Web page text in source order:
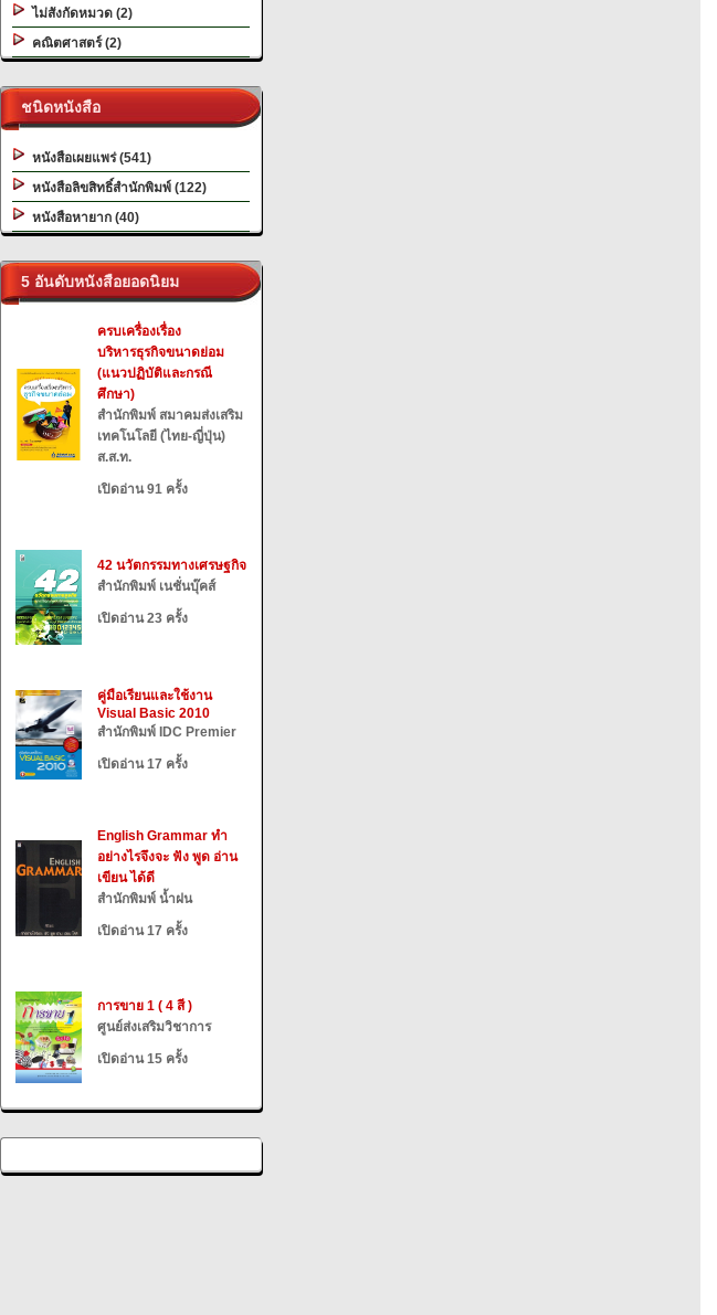
ไม่สังกัดหมวด (2)
คณิตศาสตร์ (2)
ชนิดหนังสือ
หนังสือเผยแพร่ (541)
หนังสือลิขสิทธิ์สำนักพิมพ์ (122)
หนังสือหายาก (40)
5 อันดับหนังสือยอดนิยม
ครบเครื่องเรื่อง
บริหารธุรกิจขนาดย่อม
(แนวปฏิบัติและกรณี
ศึกษา)
สำนักพิมพ์ สมาคมส่งเสริม
เทคโนโลยี (ไทย-ญี่ปุ่น)
ส.ส.ท.
เปิดอ่าน 91 ครั้ง
42 นวัตกรรมทางเศรษฐกิจ
สำนักพิมพ์ เนชั่นบุ๊คส์
เปิดอ่าน 23 ครั้ง
คู่มือเรียนและใช้งาน
Visual Basic 2010
สำนักพิมพ์ IDC Premier
เปิดอ่าน 17 ครั้ง
English Grammar ทำ
อย่างไรจึงจะ ฟัง พูด อ่าน
เขียน ได้ดี
สำนักพิมพ์ น้ำฝน
เปิดอ่าน 17 ครั้ง
การขาย 1 ( 4 สี )
ศูนย์ส่งเสริมวิชาการ
เปิดอ่าน 15 ครั้ง